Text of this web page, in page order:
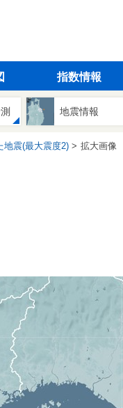
指数情報
地震情報
地震(最大震度2) 拡大画像